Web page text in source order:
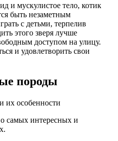
и мускулистое тело, котик
быть незаметным
с детьми, терпелив
этого зверя лучше
доступом на улицу.
и удовлетворить свои
породы
их особенности
самых интересных и